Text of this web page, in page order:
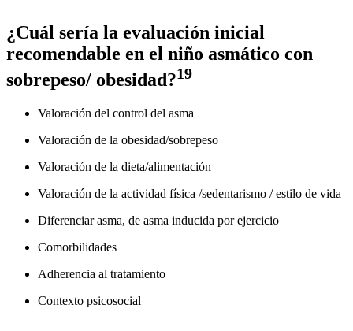
¿Cuál sería la evaluación inicial
recomendable en el niño asmático con
sobrepeso/ obesidad?19
Valoración del control del asma
Valoración de la obesidad/sobrepeso
Valoración de la dieta/alimentación
Valoración de la actividad física /sedentarismo / estilo de vida
Diferenciar asma, de asma inducida por ejercicio
Comorbilidades
Adherencia al tratamiento
Contexto psicosocial